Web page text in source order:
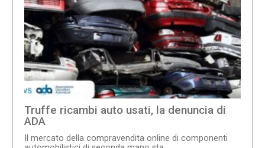
Truffe ricambi auto usati, la denuncia di
ADA
Il mercato della compravendita online di componenti